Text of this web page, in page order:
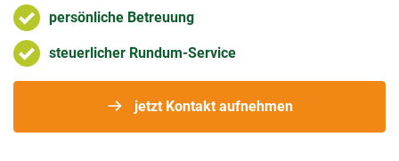
persönliche Betreuung
steuerlicher Rundum-Service
jetzt Kontakt aufnehmen